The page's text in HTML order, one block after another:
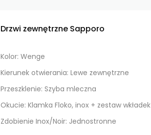
Drzwi zewnętrzne Sapporo
Kolor: Wenge
Kierunek otwierania: Lewe zewnętrzne
Przeszklenie: Szyba mleczna
Okucie: Klamka Floko, inox + zestaw wkładek
Zdobienie Inox/Noir: Jednostronne